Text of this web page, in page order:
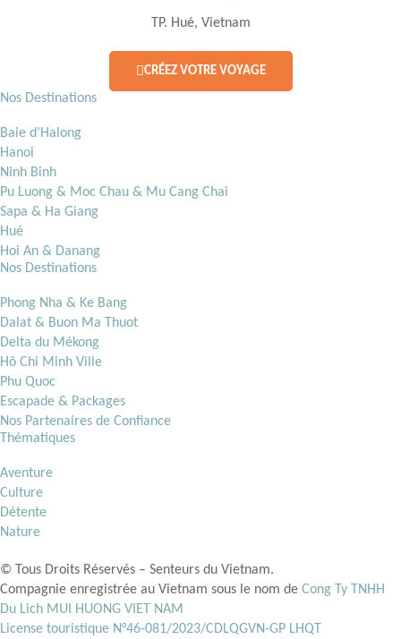
TP. Hué, Vietnam
CRÉEZ VOTRE VOYAGE
Nos Destinations
Baie d’Halong
Hanoi
Ninh Binh
Pu Luong & Moc Chau & Mu Cang Chai
Sapa & Ha Giang
Hué
Hoi An & Danang
Nos Destinations
Phong Nha & Ke Bang
Dalat & Buon Ma Thuot
Delta du Mékong
Hô Chi Minh Ville
Phu Quoc
Escapade & Packages
Nos Partenaires de Confiance
Thématiques
Aventure
Culture
Détente
Nature
© Tous Droits Réservés – Senteurs du Vietnam.
Compagnie enregistrée au Vietnam sous le nom de Cong Ty TNHH
Du Lich MUI HUONG VIET NAM
License touristique N°46-081/2023/CDLQGVN-GP LHQT